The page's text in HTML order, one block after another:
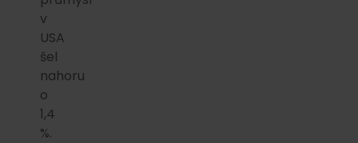
v
USA
šel
nahoru
o
1,4
%.